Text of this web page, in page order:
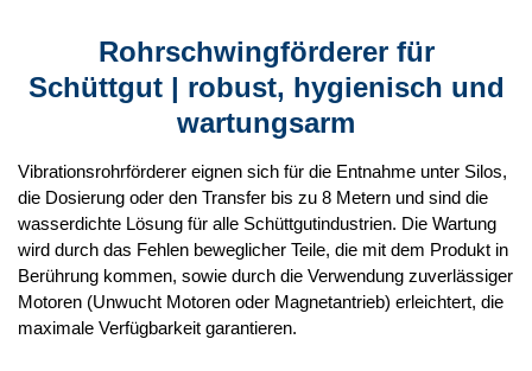
Rohrschwingförderer für
Schüttgut | robust, hygienisch und
wartungsarm
Vibrationsrohrförderer eignen sich für die Entnahme unter Silos,
die Dosierung oder den Transfer bis zu 8 Metern und sind die
wasserdichte Lösung für alle Schüttgutindustrien. Die Wartung
wird durch das Fehlen beweglicher Teile, die mit dem Produkt in
Berührung kommen, sowie durch die Verwendung zuverlässiger
Motoren (Unwucht Motoren oder Magnetantrieb) erleichtert, die
maximale Verfügbarkeit garantieren.